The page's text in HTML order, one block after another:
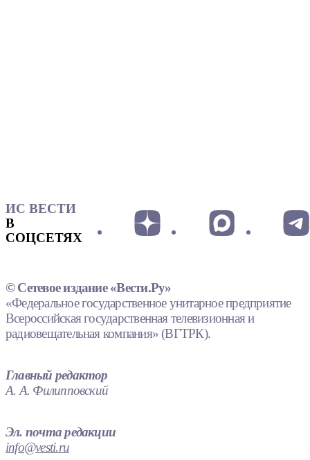
ИС ВЕСТИ
В
СОЦСЕТЯХ
© Сетевое издание «Вести.Ру»
«Федеральное государственное унитарное предприятие
Всероссийская государственная телевизионная и
радиовещательная компания» (ВГТРК).
Главный редактор
А. А. Филипповский
Эл. почта редакции
info@vesti.ru